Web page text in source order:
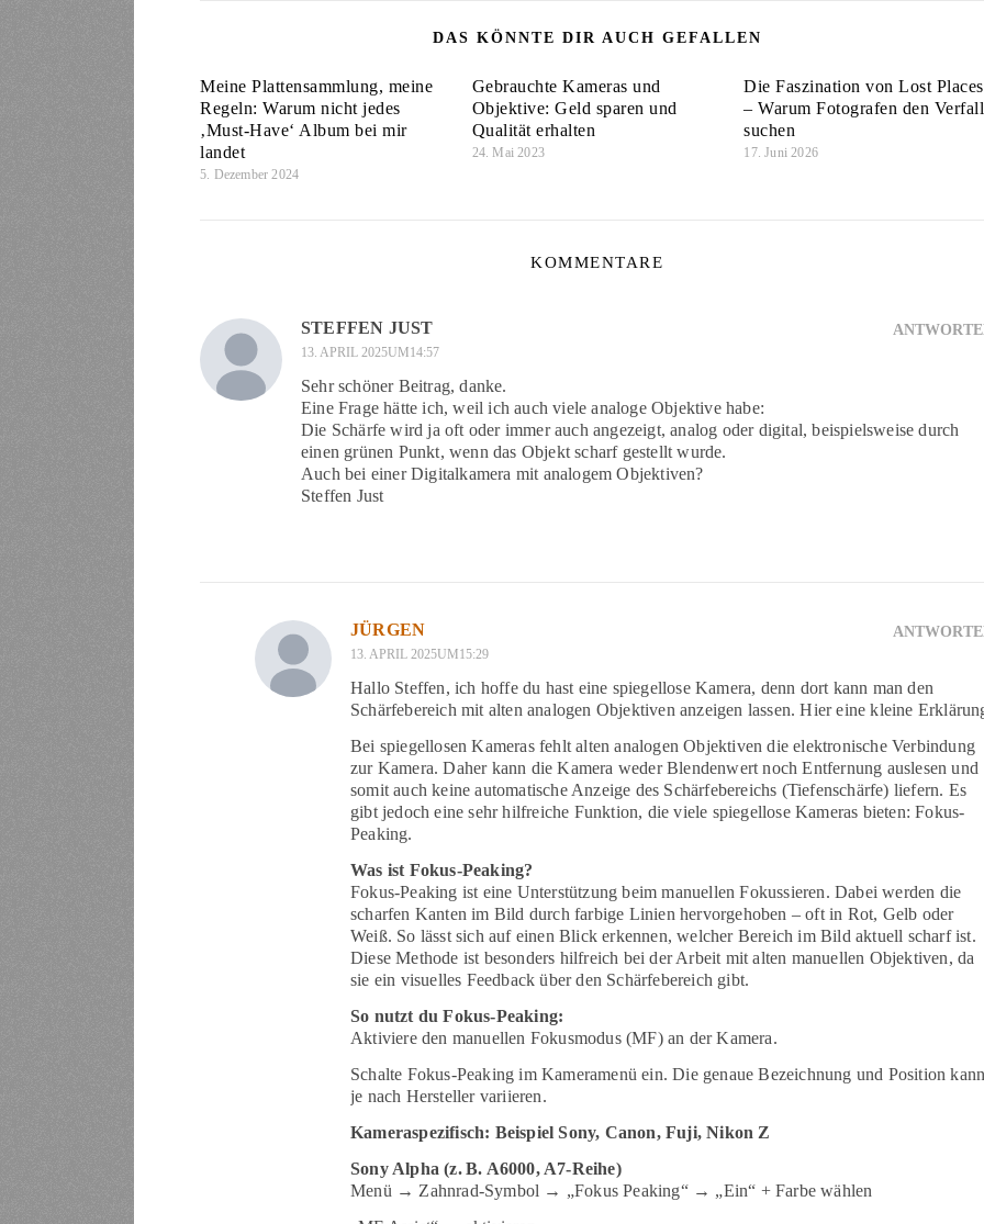
DAS KÖNNTE DIR AUCH GEFALLEN
Meine Plattensammlung, meine
Regeln: Warum nicht jedes
‚Must-Have‘ Album bei mir
landet
5. Dezember 2024
Gebrauchte Kameras und
Objektive: Geld sparen und
Qualität erhalten
24. Mai 2023
Die Faszination von Lost Places
– Warum Fotografen den Verfall
suchen
17. Juni 2026
KOMMENTARE
STEFFEN JUST
13. APRIL 2025UM14:57
Sehr schöner Beitrag, danke.
Eine Frage hätte ich, weil ich auch viele analoge Objektive habe:
Die Schärfe wird ja oft oder immer auch angezeigt, analog oder digital, beispielsweise durch
einen grünen Punkt, wenn das Objekt scharf gestellt wurde.
Auch bei einer Digitalkamera mit analogem Objektiven?
Steffen Just
JÜRGEN
13. APRIL 2025UM15:29
Hallo Steffen, ich hoffe du hast eine spiegellose Kamera, denn dort kann man den
Schärfebereich mit alten analogen Objektiven anzeigen lassen. Hier eine kleine
Bei spiegellosen Kameras fehlt alten analogen Objektiven die elektronische Verbindung
zur Kamera. Daher kann die Kamera weder Blendenwert noch Entfernung auslesen und
somit auch keine automatische Anzeige des Schärfebereichs (Tiefenschärfe) liefern. Es
gibt jedoch eine sehr hilfreiche Funktion, die viele spiegellose Kameras bieten: Fokus-
Peaking.
Was ist Fokus-Peaking?
Fokus-Peaking ist eine Unterstützung beim manuellen Fokussieren. Dabei werden die
scharfen Kanten im Bild durch farbige Linien hervorgehoben – oft in Rot, Gelb oder
Weiß. So lässt sich auf einen Blick erkennen, welcher Bereich im Bild aktuell scharf ist.
Diese Methode ist besonders hilfreich bei der Arbeit mit alten manuellen Objektiven, da
sie ein visuelles Feedback über den Schärfebereich gibt.
So nutzt du Fokus-Peaking:
Aktiviere den manuellen Fokusmodus (MF) an der Kamera.
Schalte Fokus-Peaking im Kameramenü ein. Die genaue Bezeichnung und Position
je nach Hersteller variieren.
Kameraspezifisch: Beispiel Sony, Canon, Fuji, Nikon Z
Sony Alpha (z. B. A6000, A7-Reihe)
Menü → Zahnrad-Symbol → „Fokus Peaking“ → „Ein“ + Farbe wählen